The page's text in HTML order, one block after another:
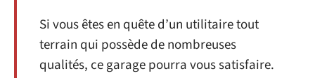
Si vous êtes en quête d’un utilitaire tout
terrain qui possède de nombreuses
qualités, ce garage pourra vous satisfaire.